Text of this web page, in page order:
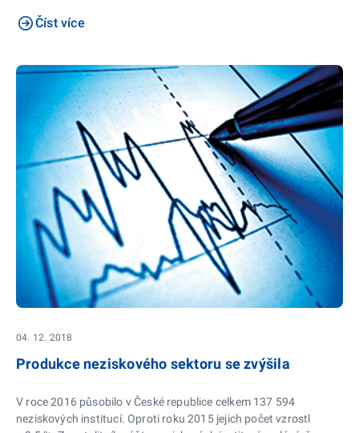
Číst více
04. 12. 2018
Produkce neziskového sektoru se zvýšila
V roce 2016 působilo v České republice celkem 137 594
neziskových institucí. Oproti roku 2015 jejich počet vzrostl